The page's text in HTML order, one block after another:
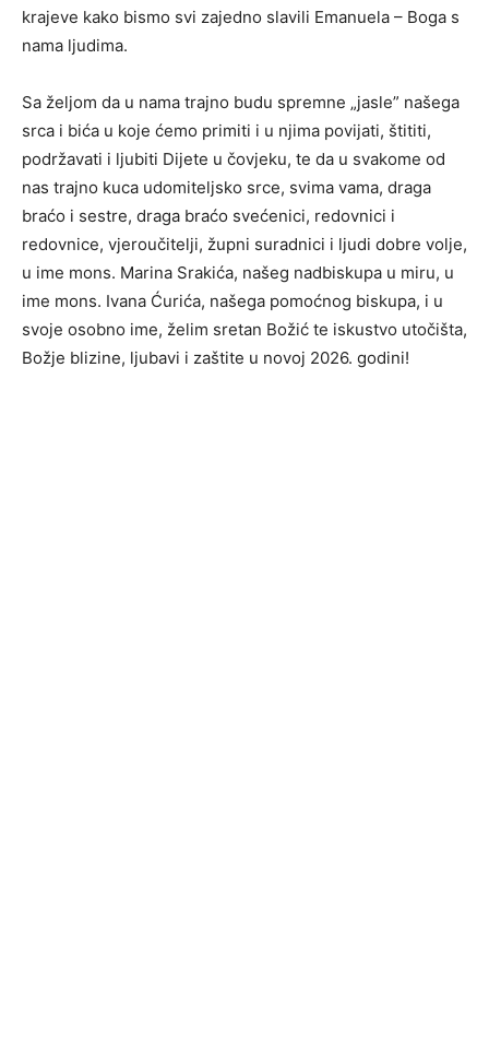
krajeve kako bismo svi zajedno slavili Emanuela – Boga s
nama ljudima.
Sa željom da u nama trajno budu spremne „jasle” našega
srca i bića u koje ćemo primiti i u njima povijati, štititi,
podržavati i ljubiti Dijete u čovjeku, te da u svakome od
nas trajno kuca udomiteljsko srce, svima vama, draga
braćo i sestre, draga braćo svećenici, redovnici i
redovnice, vjeroučitelji, župni suradnici i ljudi dobre volje,
u ime mons. Marina Srakića, našeg nadbiskupa u miru, u
ime mons. Ivana Ćurića, našega pomoćnog biskupa, i u
svoje osobno ime, želim sretan Božić te iskustvo utočišta,
Božje blizine, ljubavi i zaštite u novoj 2026. godini!